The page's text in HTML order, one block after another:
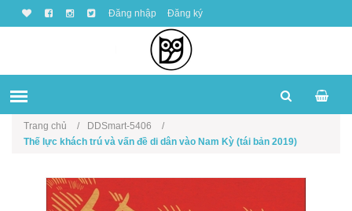
Đăng nhập Đăng ký
Trang chủ
DDSmart-5406
Thế lực khách trú và vấn đề di dân vào Nam Kỳ (tái bản 2019)